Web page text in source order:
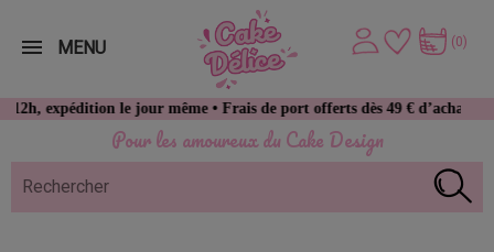
Pour les amoureux du Cake Design
le jour même • Frais de port offerts dès 49 € d’achat
(0)
MENU